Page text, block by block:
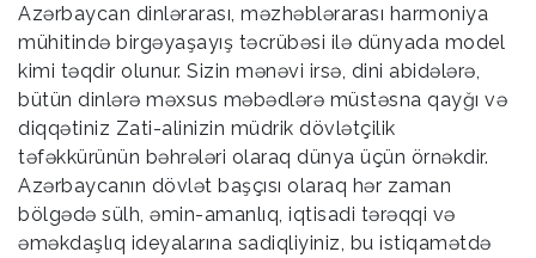
Azərbaycan dinlərarası, məzhəblərarası harmoniya
mühitində birgəyaşayış təcrübəsi ilə dünyada model
kimi təqdir olunur. Sizin mənəvi irsə, dini abidələrə,
bütün dinlərə məxsus məbədlərə müstəsna qayğı və
diqqətiniz Zati-alinizin müdrik dövlətçilik
təfəkkürünün bəhrələri olaraq dünya üçün örnəkdir.
Azərbaycanın dövlət başçısı olaraq hər zaman
bölgədə sülh, əmin-amanlıq, iqtisadi tərəqqi və
əməkdaşlıq ideyalarına sadiqliyiniz, bu istiqamətdə